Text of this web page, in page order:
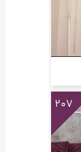
207